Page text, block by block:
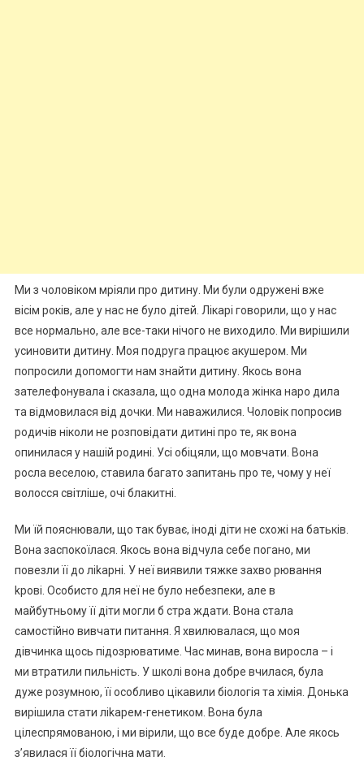
Ми з чоловіком мріяли про дитину. Ми були одружені вже
вісім років, але у нас не було дітей. Лікарі говорили, що у нас
все нормально, але все-таки нічого не виходило. Ми вирішили
усиновити дитину. Моя подруга працює акушером. Ми
попросили допомогти нам знайти дитину. Якось вона
зателефонувала і сказала, що одна молода жінка наро дила
та відмовилася від дочки. Ми наважилися. Чоловік попросив
родичів ніколи не розповідати дитині про те, як вона
опинилася у нашій родині. Усі обіцяли, що мовчати. Вона
росла веселою, ставила багато запитань про те, чому у неї
волосся світліше, очі блакитні.
Ми їй пояснювали, що так буває, іноді діти не схожі на батьків.
Вона заспокоїлася. Якось вона відчула себе погано, ми
повезли її до ліkарні. У неї виявили тяжке захво рювання
kрові. Особисто для неї не було небезпеки, але в
майбутньому її діти могли б стра ждати. Вона стала
самостійно вивчати питання. Я хвилювалася, що моя
дівчинка щось підозрюватиме. Час минав, вона виросла – і
ми втратили пильність. У школі вона добре вчилася, була
дуже розумною, її особливо цікавили біологія та хімія. Донька
вирішила стати ліkарем-генетиком. Вона була
цілеспрямованою, і ми вірили, що все буде добре. Але якось
з’явилася її біологічна мати.